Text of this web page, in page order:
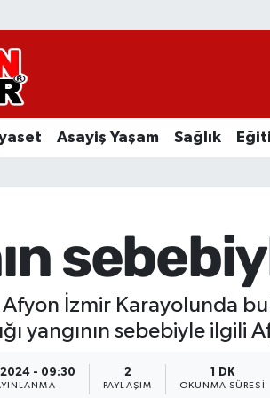
Asayiş Yaşam Sağlık
İzmir Karayolunda
yangının sebebiyle
- 09:30 2
PAYLAŞIM
1 DK
OKUNMA SÜRESI